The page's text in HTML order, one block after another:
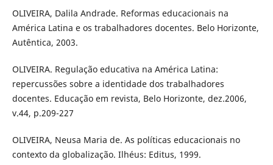
OLIVEIRA, Dalila Andrade. Reformas educacionais na
América Latina e os trabalhadores docentes. Belo Horizonte,
Autêntica, 2003.
OLIVEIRA. Regulação educativa na América Latina:
repercussões sobre a identidade dos trabalhadores
docentes. Educação em revista, Belo Horizonte, dez.2006,
v.44, p.209-227
OLIVEIRA, Neusa Maria de. As políticas educacionais no
contexto da globalização. Ilhéus: Editus, 1999.